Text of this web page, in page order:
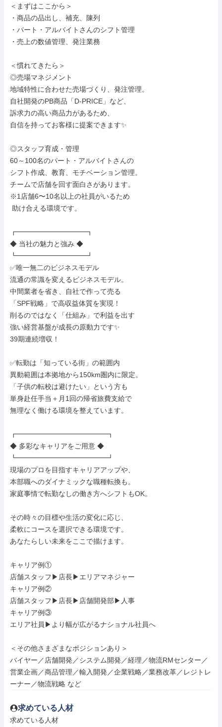
＜まずはここから＞
・商品の品出し、補充、陳列
・パート・アルバイトさんのシフト管理
・売上の数値管理、発注業務
＜慣れてきたら＞
◎売場マネジメント
地域特性に合わせた売場づくり、発注管理。
自社開発のPB商品「D-PRICE」など、
訴求力の高い商品力があるため、
自信を持ってお客様に提案できます✨
◎スタッフ育成・管理
60～100名のパート・アルバイトさんの
シフト作成、教育、モチベーション管理。
チームで店舗を回す面白さがあります。
※1店舗6〜10名以上の社員がいるため
┏━━━━━━━━━━┓
◆ 当社の魅力と強み ◆
┗━━━━━━━━━━┛
✅唯一無二のビジネスモデル
流通の常識を変えるビジネスモデル。
中間業者を省き、自社で作って売る
「SPF戦略」で高収益体質を実現！
削るのではなく「仕組み」で利益を出す
強い経営基盤が成長の原動力です✨
39期連続増収！
✅転勤は「知っている街」の範囲内
異動範囲は本拠地から150km圏内に限定。
「子供の転校は避けたい」という方も
単身赴任手当＋月1回の帰省旅費支給で
無理なく働ける環境を整えています。
┏━━━━━━━━━━━━━┓
◆ 多彩なキャリアをご用意 ◆
┗━━━━━━━━━━━━━┛
現場のプロを目指すキャリアアップや、
本部職へのダイナミックな職種転換も。
家庭事情で転勤なしの働き方へシフトもOK。
その時々の目標や生活の変化に応じ、
柔軟にコースを選択できる環境です。
あなたらしい未来をここで描けます。
キャリア例①
店舗スタッフ▶︎店長▶︎エリアマネジャー
キャリア例②
店舗スタッフ▶︎店長▶︎店舗開発部▶︎人事
キャリア例③
エリア社員▶︎より幅が広がるナショナル社員へ
＜その他さまざまなポジションあり＞
バイヤー／店舗開発／システム開発／経理／物流RMセンター／
営業企画／商品管理／輸入開発／企業戦略／業務改革／レジトレ
ーナー／物流戦略 など
求めている人材
求めている人材